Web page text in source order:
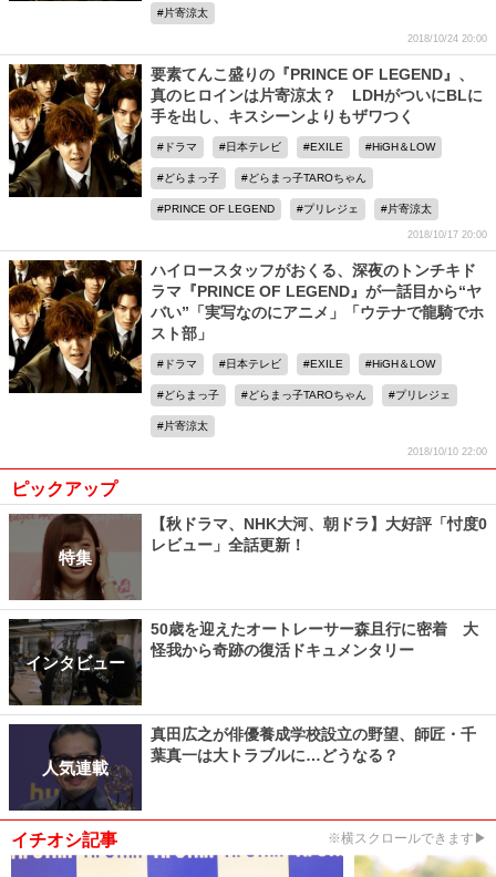
片寄涼太
2018/10/24 20:00
要素てんこ盛りの『PRINCE OF LEGEND』、
真のヒロインは片寄涼太？ LDHがついにBLに
手を出し、キスシーンよりもザワつく
ドラマ 日本テレビ EXILE HiGH＆LOW
どらまっ子 どらまっ子TAROちゃん
PRINCE OF LEGEND プリレジェ 片寄涼太
2018/10/17 20:00
ハイロースタッフがおくる、深夜のトンチキド
ラマ『PRINCE OF LEGEND』が一話目から“ヤ
バい”「実写なのにアニメ」「ウテナで龍騎でホ
スト部」
ドラマ 日本テレビ EXILE HiGH＆LOW
どらまっ子 どらまっ子TAROちゃん プリレジェ
片寄涼太
2018/10/10 22:00
ピックアップ
特集
【秋ドラマ、NHK大河、朝ドラ】大好評「忖度0
レビュー」全話更新！
インタビュー
50歳を迎えたオートレーサー森且行に密着 大
怪我から奇跡の復活ドキュメンタリー
人気連載
真田広之が俳優養成学校設立の野望、師匠・千
葉真一は大トラブルに…どうなる？
イチオシ記事 ※横スクロールできます▶